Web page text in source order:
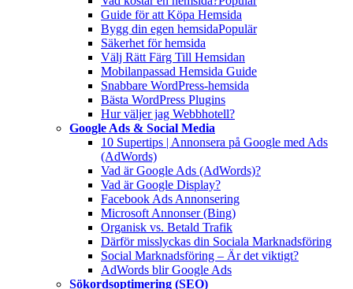
Guide för att Köpa Hemsida
Bygg din egen hemsidaPopulär
Säkerhet för hemsida
Välj Rätt Färg Till Hemsidan
Mobilanpassad Hemsida Guide
Snabbare WordPress-hemsida
Bästa WordPress Plugins
Hur väljer jag Webbhotell?
Google Ads & Social Media
10 Supertips | Annonsera på Google med Ads
(AdWords)
Vad är Google Ads (AdWords)?
Vad är Google Display?
Facebook Ads Annonsering
Microsoft Annonser (Bing)
Organisk vs. Betald Trafik
Därför misslyckas din Sociala Marknadsföring
Social Marknadsföring – Är det viktigt?
AdWords blir Google Ads
Sökordsoptimering (SEO)